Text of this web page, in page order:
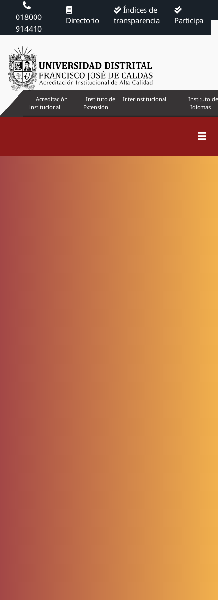
018000 -
914410
Directorio
Índices de
transparencia
Participa
Acreditación
institucional
Instituto de
Extensión
Interinstitucional
Instituto de
Idiomas